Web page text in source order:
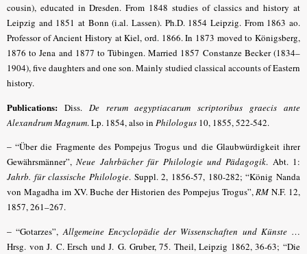
cousin), educated in Dresden. From 1848 studies of classics and history at
Leipzig and 1851 at Bonn (i.al. Lassen). Ph.D. 1854 Leipzig. From 1863 ao.
Professor of Ancient History at Kiel, ord. 1866. In 1873 moved to Königsberg,
1876 to Jena and 1877 to Tübingen. Married 1857 Constanze Becker (1834–
1904), five daughters and one son. Mainly studied classical accounts of Eastern
history.
Publications: Diss. De rerum aegyptiacarum scriptoribus graecis ante
Alexandrum Magnum. Lp. 1854, also in Philologus 10, 1855, 522-542.
– “Über die Fragmente des Pompejus Trogus und die Glaubwürdigkeit ihrer
Gewährsmänner”, Neue Jahrbücher für Philologie und Pädagogik. Abt. 1:
Jahrb. für classische Philologie. Suppl. 2, 1856-57, 180-282; “König Nanda
von Magadha im XV. Buche der Historien des Pompejus Trogus”,RMN.F. 12,
1857, 261–267.
– “Gotarzes”,Allgemeine Encyclopädie der Wissenschaften und Künste…
Hrsg. von J. C. Ersch und J. G. Gruber, 75. Theil, Leipzig 1862, 36-63; “Die